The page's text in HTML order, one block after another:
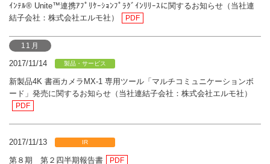
ｲﾝﾃﾙ® Unite™連携ｱﾌﾟﾘｹｰｼｮﾝﾌﾟﾗｸﾞｲﾝﾘﾘｰｽに関するお知らせ（当社連
結子会社：株式会社エルモ社）
PDF
11月
2017/11/14 製品・サービス
新製品4K 書画カメラMX-1 専用ツール「マルチコミュニケーションボ
ード」発売に関するお知らせ（当社連結子会社：株式会社エルモ社）
PDF
2017/11/13 IR
第８期 第２四半期報告書 PDF